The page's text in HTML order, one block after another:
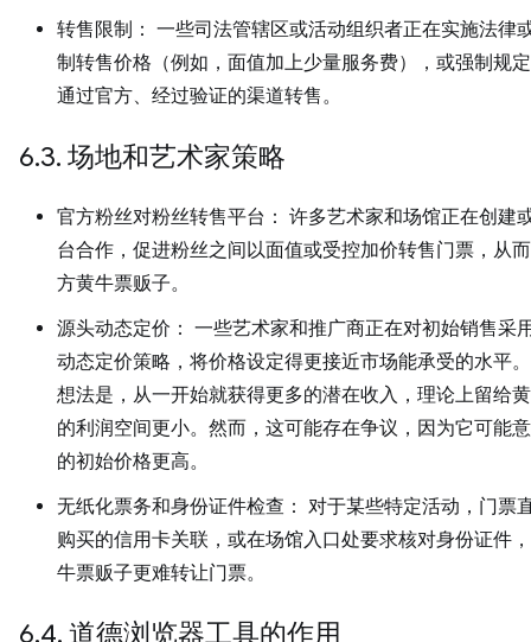
转售限制： 一些司法管辖区或活动组织者正在实施法律
制转售价格（例如，面值加上少量服务费），或强制规
通过官方、经过验证的渠道转售。
6.3. 场地和艺术家策略
官方粉丝对粉丝转售平台： 许多艺术家和场馆正在创建
台合作，促进粉丝之间以面值或受控加价转售门票，从
方黄牛票贩子。
源头动态定价： 一些艺术家和推广商正在对初始销售采
动态定价策略，将价格设定得更接近市场能承受的水平
想法是，从一开始就获得更多的潜在收入，理论上留给
的利润空间更小。然而，这可能存在争议，因为它可能
的初始价格更高。
无纸化票务和身份证件检查： 对于某些特定活动，门票
购买的信用卡关联，或在场馆入口处要求核对身份证件
牛票贩子更难转让门票。
6.4. 道德浏览器工具的作用